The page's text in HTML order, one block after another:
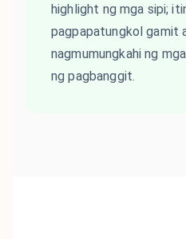
highlight ng mga sipi;
pagpapatungkol gamit
nagmumungkahi ng
ng pagbanggit.